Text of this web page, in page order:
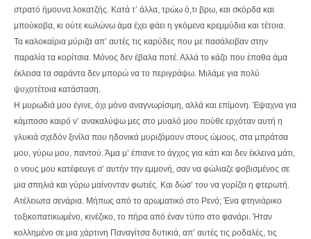
στρατό ήμουνα λοκατζής. Κατά τ’ άλλα, τρώω ό,τι βρω, και σκόρδα και
μπούκοβα, κι ούτε κωλώνω άμα έχει φάει η γκόμενα κρεμμύδια και τέτοια.
Τα καλοκαίρια μύριζα απ’ αυτές τις καρύδες που με πασάλειβαν στην
παραλία τα κορίτσια. Μόνος δεν έβαλα ποτέ. Αλλά το κάζο που έπαθα άμα
έκλεισα τα σαράντα δεν μπορώ να το περιγράψω. Μιλάμε για πολύ
ψυχοτέτοια κατάσταση.
Η μυρωδιά μου έγινε, όχι μόνο αναγνωρίσιμη, αλλά και επίμονη. Έψαχνα για
κάμποσο καιρό ν’ ανακαλύψω μες στο μυαλό μου πούθε ερχόταν αυτή η
γλυκιά σχεδόν ξινίλα που ηδονικά μυριζόμουν στους ώμους, στα μπράτσα
μου, γύρω μου, παντού. Άμα μ’ έπιανε το άγχος για κάτι και δεν έκλεινα μάτι,
ο νους μου κατέφευγε σ’ αυτήν την εμμονή, σαν να φώλιαζε φοβισμένος σε
μια σπηλιά και γύρω μαίνονταν φωτιές. Και δώσ’ του να γυρίζει η φτερωτή.
Ατέλειωτα σενάρια. Μήπως από το αρωματικό στο Ρενό; Ένα φτηνιάρικο
τοξικοπατικωμένο, κινέζικο, το πήρα από έναν τύπο στο φανάρι. Ήταν
κολλημένο σε μια χάρτινη Παναγίτσα δυτικιά, απ’ αυτές τις ροδαλές, τις